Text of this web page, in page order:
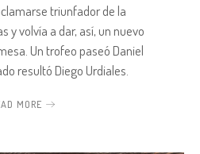
triunfador de la
y volvía a dar, así, un nuevo
Un trofeo paseó Daniel
resultó Diego Urdiales.
MORE